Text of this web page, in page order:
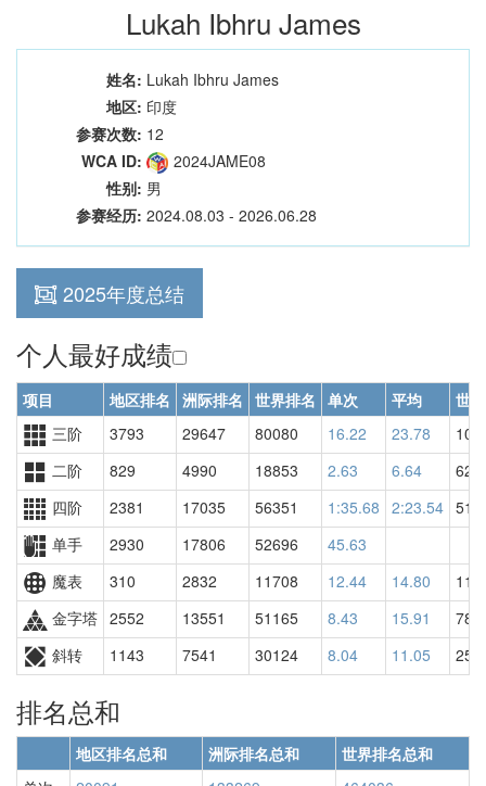
Lukah Ibhru James
姓名: Lukah Ibhru James
地区: 印度
参赛次数: 12
WCA ID:
2024JAME08
性别: 男
参赛经历: 2024.08.03 - 2026.06.28
2025年度总结
个人最好成绩
项目 地区排名 洲际排名 世界排名 单次 平均
世
三阶
3793 29647 80080 16.22 23.78
二阶
829 4990 18853 2.63 6.64
四阶
2381 17035 56351 1:35.68 2:23.54
单手
2930 17806 52696
45.63
魔表
310 2832 11708 12.44 14.80
金字塔 2552 13551 51165 8.43 15.91
斜转
1143 7541 30124 8.04 11.05
排名总和
地区排名总和 洲际排名总和
世界排名总和